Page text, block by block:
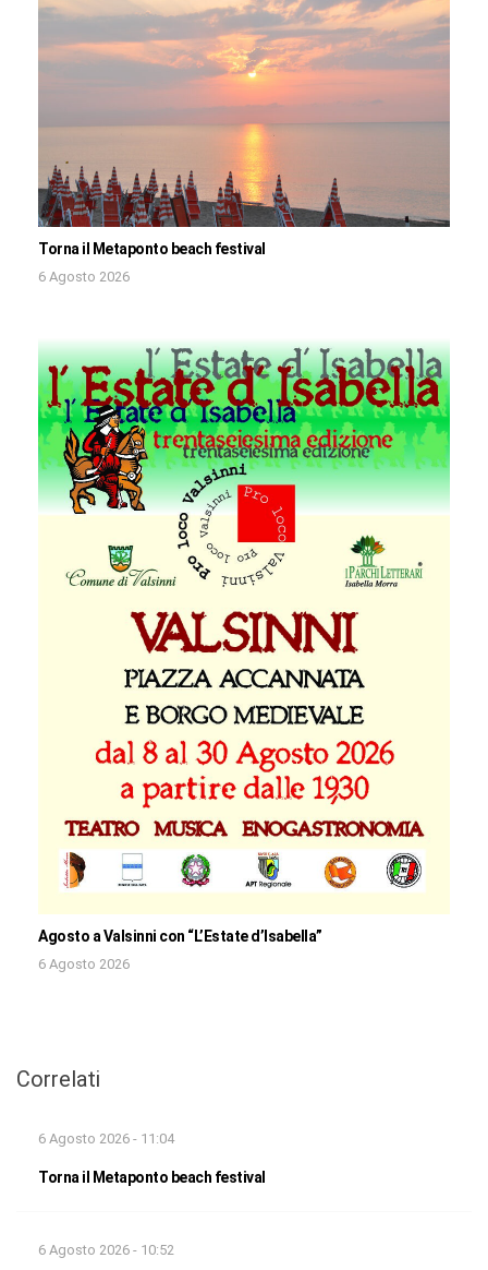
Torna il Metaponto beach festival
6 Agosto 2026
Agosto a Valsinni con “L’Estate d’Isabella”
6 Agosto 2026
Correlati
6 Agosto 2026 - 11:04
Torna il Metaponto beach festival
6 Agosto 2026 - 10:52